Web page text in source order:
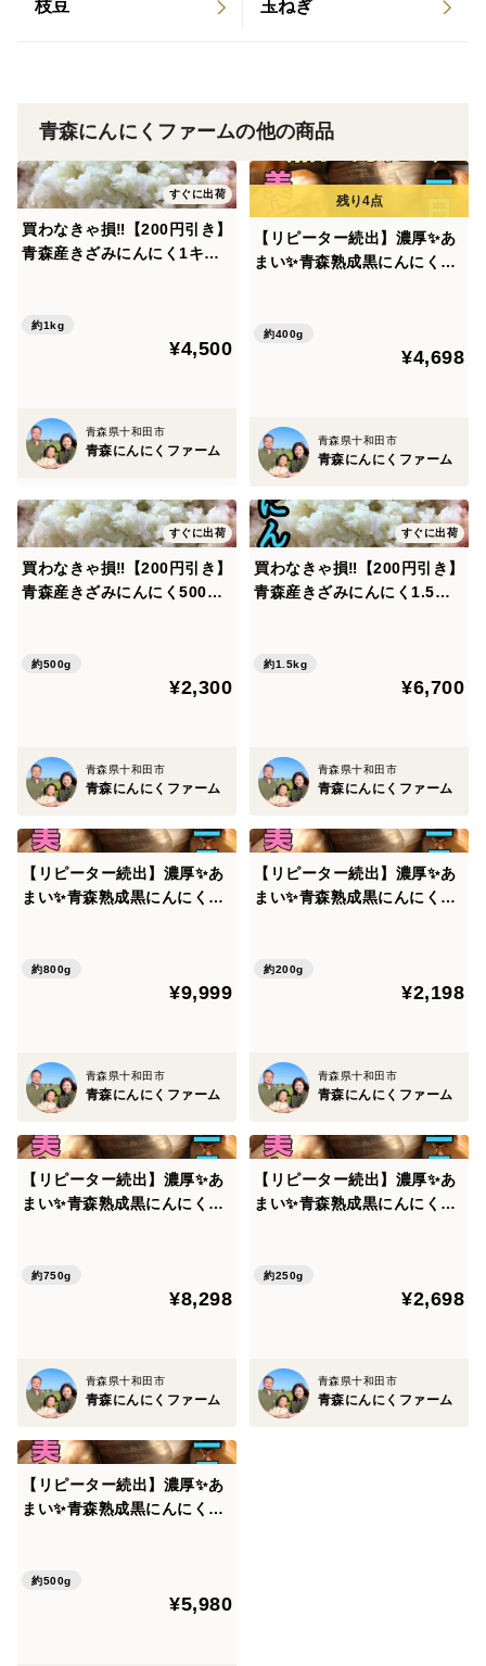
🌟生にんにくのすりおろしはガツンと力みなぎる衝撃の
🌟生にんにくは、にんにく特有の臭いが少なく、にんに
くが苦手な方でも美味しく召し上がれます
ネラルにんにく」のうまさを伝えたい
🌟雪国育ちの生命力の強い青森にんにくの生の魅力を
🌟にんにく農家だからご提供できる感動のおいしさを全
国の皆様に体感してほしい
い体作りのお役に立ちたい
🌟より新鮮でみずみずしい状態を保った状態でお客様へ
お届けしたいため、土や根は最小限のみ取り除き、乾燥
ク感もぜひお楽しみいただきたいです。
🧄スライスまたはすりおろしてお刺身や馬刺しと一緒に
生のままお召しあがりください。
きのまま丸ごと素揚げもホクホク🌟トロトロ🌟で最高で
す。
🧄ゴロゴロンっと、まるごと豚汁、キムチ鍋、カレーに
す。
乾燥にんにくに比べ、水分がたっぷり入っているため日
持ちがしません。
🧄みじん切りして薄くのばして、ジップロックにいれて
冷凍保存をすると、チョコレートみたいにパキっと割っ
て使うと便利です。
解凍の状態でスライスしたり、みじん切りできます。
凍ったままお鍋にドボンと入れて、にんにく豚汁やにん
保存方法乾燥にんにくに比べ、水分がたっぷり入ってい
るため日持ちがしません。冷凍保存がおすすめです。
■分量の目安
にんにくの大きさによって個数に変動がございますが、
Mサイズ〜2Lサイズまでの大玉をセレクトしてお送りい
枝豆 玉ねぎ
青森にんにくファームの他の商品
すぐに出荷
買わなきゃ損‼️【200円引き】
青森産きざみにんにく1キロ
約1kg
¥4,500
青森県十和田市
青森にんにくファーム
【リピーター続出】濃厚✨あ
まい✨青森熟成黒にんにく40
約400g
¥4,698
青森県十和田市
青森にんにくファーム
すぐに出荷
買わなきゃ損‼️【200円引き】
青森産きざみにんにく500g
約500g
¥2,300
青森県十和田市
青森にんにくファーム
すぐに出荷
買わなきゃ損‼️【200円引き】
青森産きざみにんにく1.5キ
約1.5kg
¥6,700
青森県十和田市
青森にんにくファーム
【リピーター続出】濃厚✨あ
まい✨青森熟成黒にんにく80
約800g
¥9,999
青森県十和田市
青森にんにくファーム
【リピーター続出】濃厚✨あ
まい✨青森熟成黒にんにく20
約200g
¥2,198
青森県十和田市
青森にんにくファーム
【リピーター続出】濃厚✨あ
まい✨青森熟成黒にんにく75
約750g
¥8,298
青森県十和田市
青森にんにくファーム
【リピーター続出】濃厚✨あ
まい✨青森熟成黒にんにく25
約250g
¥2,698
青森県十和田市
青森にんにくファーム
【リピーター続出】濃厚✨あ
まい✨青森熟成黒にんにく50
約500g
¥5,980